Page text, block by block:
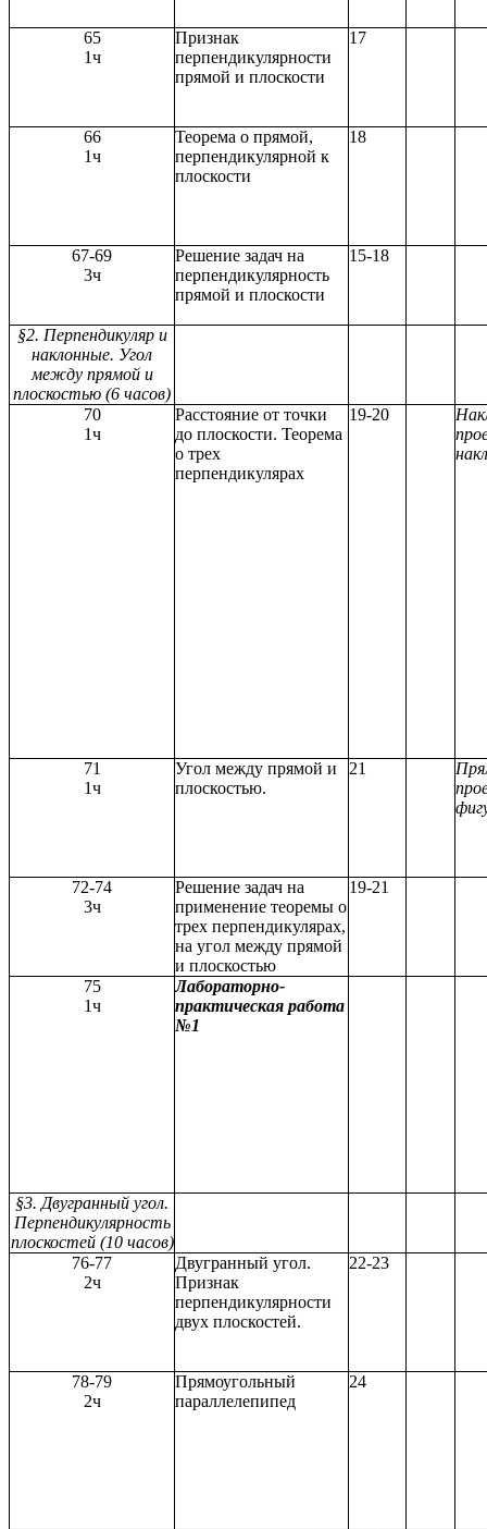
65
1ч
Признак
перпендикулярности
прямой и плоскости
17
66
1ч
Теорема о прямой,
перпендикулярной к
плоскости
18
67-69
3ч
Решение задач на
перпендикулярность
прямой и плоскости
15-18
§2. Перпендикуляр и
наклонные. Угол
между прямой и
плоскостью (6 часов)
70
1ч
Расстояние от точки
до плоскости. Теорема
о трех
перпендикулярах
19-20
71
1ч
Угол между прямой и
плоскостью.
21
72-74
3ч
Решение задач на
применение теоремы о
трех перпендикулярах,
на угол между прямой
и плоскостью
19-21
75
1ч
Лабораторно-
практическая работа
№1
§3. Двугранный угол.
Перпендикулярность
плоскостей (10 часов)
76-77
2ч
Двугранный угол.
Признак
перпендикулярности
двух плоскостей.
22-23
78-79
2ч
Прямоугольный
параллелепипед
24